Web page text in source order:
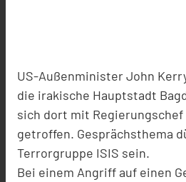
US-Außenminister John
die irakische Hauptstadt
sich dort mit Regierungschef
getroffen. Gesprächsthema
Terrorgruppe ISIS sein.
Bei einem Angriff auf einen